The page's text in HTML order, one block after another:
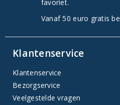
favoriet.
Vanaf 50 euro gratis
Klantenservice
Klantenservice
Bezorgservice
Veelgestelde vragen